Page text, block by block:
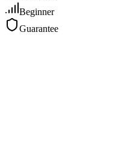
Beginner
Guarantee